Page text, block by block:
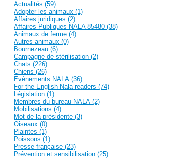
Actualités (59)
Adopter les animaux (1)
Affaires juridiques (2)
Affaires Publiques NALA 85480 (38)
Animaux de ferme (4)
Autres animaux (0)
Bournezeau (6)
Campagne de stérilisation (2)
Chats (226)
Chiens (26)
Evènements NALA (36)
For the English Nala readers (74)
Législation (1)
Membres du bureau NALA (2)
Mobilisations (4)
Mot de la présidente (3)
Oiseaux (0)
Plaintes (1)
Poissons (1)
Presse française (23)
Prévention et sensibilisation (25)